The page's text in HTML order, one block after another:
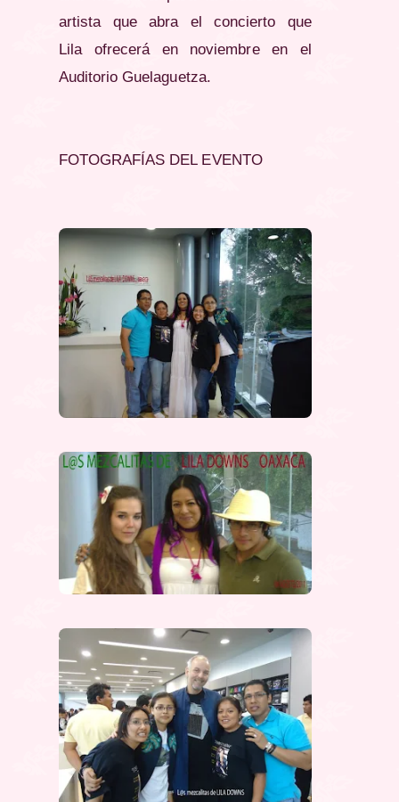
artista que abra el concierto que
Lila ofrecerá en noviembre en el
Auditorio Guelaguetza.
FOTOGRAFÍAS DEL EVENTO